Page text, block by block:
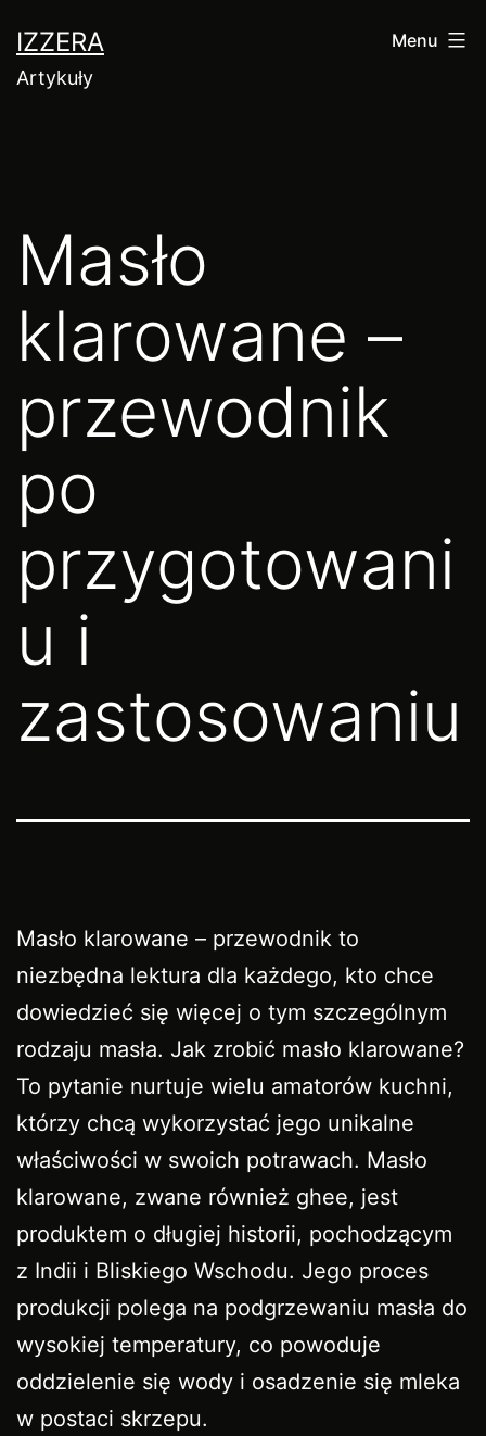
do
treści
IZZERA
Artykuły
Menu
Masło
klarowane –
przewodnik
po
przygotowani
u i
zastosowaniu
Masło klarowane – przewodnik to
niezbędna lektura dla każdego, kto chce
dowiedzieć się więcej o tym szczególnym
rodzaju masła. Jak zrobić masło klarowane?
To pytanie nurtuje wielu amatorów kuchni,
którzy chcą wykorzystać jego unikalne
właściwości w swoich potrawach. Masło
klarowane, zwane również ghee, jest
produktem o długiej historii, pochodzącym
z Indii i Bliskiego Wschodu. Jego proces
produkcji polega na podgrzewaniu masła do
wysokiej temperatury, co powoduje
oddzielenie się wody i osadzenie się mleka
w postaci skrzepu.